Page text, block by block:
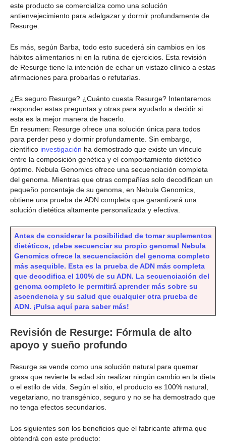
este producto se comercializa como una solución
antienvejecimiento para adelgazar y dormir profundamente de
Resurge.
Es más, según Barba, todo esto sucederá sin cambios en los
hábitos alimentarios ni en la rutina de ejercicios. Esta revisión
de Resurge tiene la intención de echar un vistazo clínico a estas
afirmaciones para probarlas o refutarlas.
¿Es seguro Resurge? ¿Cuánto cuesta Resurge? Intentaremos
responder estas preguntas y otras para ayudarlo a decidir si
esta es la mejor manera de hacerlo.
En resumen: Resurge ofrece una solución única para todos
para perder peso y dormir profundamente. Sin embargo,
científico investigación ha demostrado que existe un vínculo
entre la composición genética y el comportamiento dietético
óptimo. Nebula Genomics ofrece una secuenciación completa
del genoma. Mientras que otras compañías solo decodifican un
pequeño porcentaje de su genoma, en Nebula Genomics,
obtiene una prueba de ADN completa que garantizará una
solución dietética altamente personalizada y efectiva.
Antes de considerar la posibilidad de tomar suplementos
dietéticos, ¡debe secuenciar su propio genoma! Nebula
Genomics ofrece la secuenciación del genoma completo
más asequible. Esta es la prueba de ADN más completa
que decodifica el 100% de su ADN. La secuenciación del
genoma completo le permitirá aprender más sobre su
ascendencia y su salud que cualquier otra prueba de
ADN. ¡Pulsa aquí para saber más!
Revisión de Resurge: Fórmula de alto
apoyo y sueño profundo
Resurge se vende como una solución natural para quemar
grasa que revierte la edad sin realizar ningún cambio en la dieta
o el estilo de vida. Según el sitio, el producto es 100% natural,
vegetariano, no transgénico, seguro y no se ha demostrado que
no tenga efectos secundarios.
Los siguientes son los beneficios que el fabricante afirma que
obtendrá con este producto: